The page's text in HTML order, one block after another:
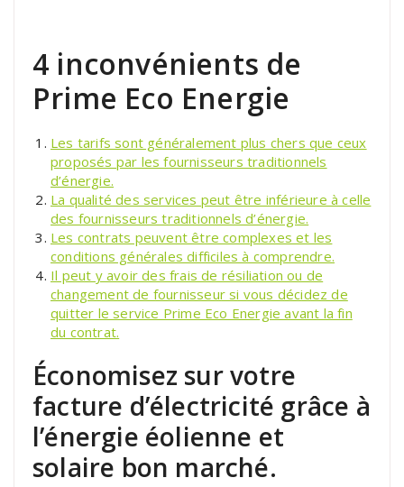
4 inconvénients de
Prime Eco Energie
Les tarifs sont généralement plus chers que ceux
proposés par les fournisseurs traditionnels
d’énergie.
La qualité des services peut être inférieure à celle
des fournisseurs traditionnels d’énergie.
Les contrats peuvent être complexes et les
conditions générales difficiles à comprendre.
Il peut y avoir des frais de résiliation ou de
changement de fournisseur si vous décidez de
quitter le service Prime Eco Energie avant la fin
du contrat.
Économisez sur votre
facture d’électricité grâce à
l’énergie éolienne et
solaire bon marché.